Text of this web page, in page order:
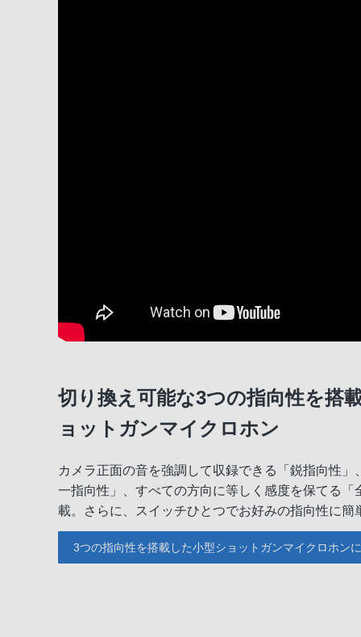
切り換え可能な3つの指向性を搭
ョットガンマイクロホン
カメラ正面の音を強調して収録できる「鋭指向性
一指向性」、すべての方向に等しく感度を保てる
載。さらに、スイッチひとつでお好みの指向性に簡
3つの指向性を搭載した小型ショットガンマイクロホン